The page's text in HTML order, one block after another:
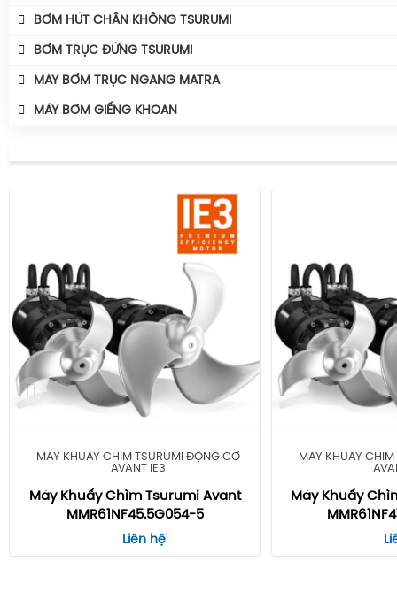
BƠM HÚT CHÂN KHÔNG TSURUMI
BƠM TRỤC ĐỨNG TSURUMI
MÁY BƠM TRỤC NGANG MATRA
MÁY BƠM GIẾNG KHOAN
MÁY KHUẤY CHÌM TSURUMI ĐỘNG CƠ
AVANT IE3
Máy Khuấy Chìm Tsurumi Avant
MMR61NF45.5G054-5
Liên hệ
MÁY KHUẤY
Máy Khuấy